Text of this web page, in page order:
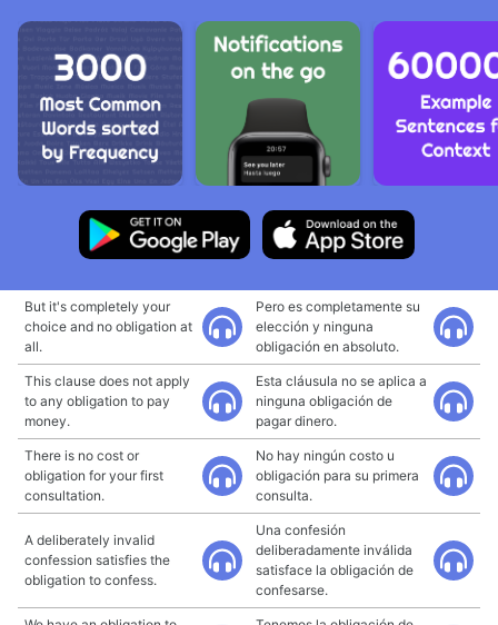
But it's completely your
choice and no obligation at
all.
Pero es completamente su
elección y ninguna
obligación en absoluto.
This clause does not apply
to any obligation to pay
money.
Esta cláusula no se aplica a
ninguna obligación de
pagar dinero.
There is no cost or
obligation for your first
consultation.
No hay ningún costo u
obligación para su primera
consulta.
A deliberately invalid
confession satisfies the
obligation to confess.
Una confesión
deliberadamente inválida
satisface la obligación de
confesarse.